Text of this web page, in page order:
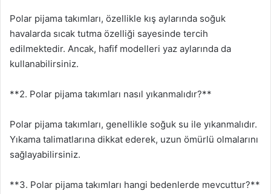
Polar pijama takımları, özellikle kış aylarında soğuk
havalarda sıcak tutma özelliği sayesinde tercih
edilmektedir. Ancak, hafif modelleri yaz aylarında da
kullanabilirsiniz.
**2. Polar pijama takımları nasıl yıkanmalıdır?**
Polar pijama takımları, genellikle soğuk su ile yıkanmalıdır.
Yıkama talimatlarına dikkat ederek, uzun ömürlü olmalarını
sağlayabilirsiniz.
**3. Polar pijama takımları hangi bedenlerde mevcuttur?**